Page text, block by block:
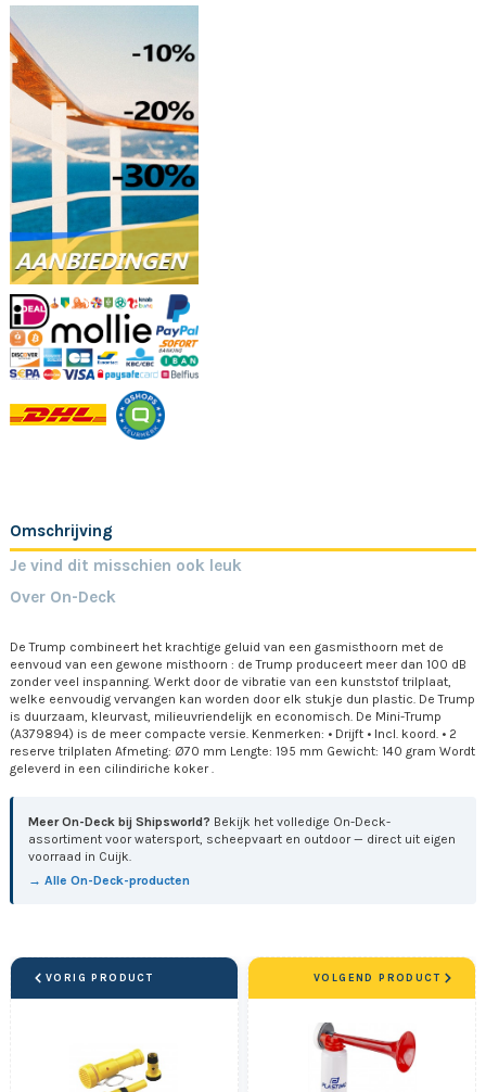
Omschrijving
Je vind dit misschien ook leuk
Over On-Deck
De Trump combineert het krachtige geluid van een gasmisthoorn met de
eenvoud van een gewone misthoorn : de Trump produceert meer dan 100 dB
zonder veel inspanning. Werkt door de vibratie van een kunststof trilplaat,
welke eenvoudig vervangen kan worden door elk stukje dun plastic. De Trump
is duurzaam, kleurvast, milieuvriendelijk en economisch. De Mini-Trump
(A379894) is de meer compacte versie. Kenmerken: • Drijft • Incl. koord. • 2
reserve trilplaten Afmeting: Ø70 mm Lengte: 195 mm Gewicht: 140 gram Wordt
geleverd in een cilindiriche koker .
Meer On-Deck bij Shipsworld? Bekijk het volledige On-Deck-
assortiment voor watersport, scheepvaart en outdoor — direct uit eigen
voorraad in Cuijk.
→ Alle On-Deck-producten
VORIG PRODUCT VOLGEND PRODUCT